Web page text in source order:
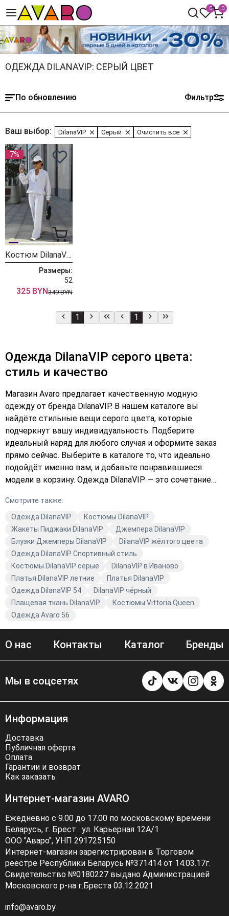
0 0
ОДЕЖДА DILANAVIP: СЕРЫЙ ЦВЕТ
По обновлению Фильтр
Ваш выбор: DilanaVIP Серый Очистить все
7%
Костюм DilanaVIP 2118 светло-серый
Размеры:
52
325 BYN349 BYN
1 1
Одежда DilanaVIP серого цвета:
стиль и качество
Магазин Avaro предлагает качественную модную
одежду от бренда DilanaVIP. В нашем каталоге вы
найдёте стильные вещи серого цвета, которые
подчеркнут вашу индивидуальность. Подберите
идеальный наряд для любого случая и оформите заказ
прямо сейчас. Выберите в каталоге то, что идеально
подойдёт именно вам, и добавьте понравившиеся
модели в корзину. Одежда DilanaVIP — это сочетание
доставкой и наслаждайтесь комфортом и стилем!
Смотрите также:
Одежда DilanaVIP
Костюмы DilanaVIP
Жакеты Пиджаки DilanaVIP
Джемпера DilanaVIP
Блузки Джемперы DilanaVIP
DilanaVIP жёлтого цвета
Одежда DilanaVIP Спортивный стиль
Костюмы DilanaVIP серые
DilanaVIP в Иваново
Платья DilanaVIP летние
Платья DilanaVIP
Одежда DilanaVIP 54
DilanaVIP чёрный
Плащевая ткань DilanaVIP
Костюмы Vittoria Queen
Одежда Avaro 56
О нас Контакты Каталог Бренды
Мы в соцсетях
Информация
Доставка
Публичная оферта
Оплата
Гарантии и возврат
Как заказать
Интернет-магазин AVARO
Ежедневно с 9.00 до 17.00 по московскому времени
Беларусь, г. Брест . ул. Карьерная 12А/1
ООО "Аваро", УНП 291725150
Интернет-магазин зарегистрирован в Торговом
реестре Республики Беларусь №371414 от 14.03.17г.
Свидетельство №0180227 выдано Администрацией
Московского р-на г.Бреста 03.12.2021
info@avaro.by